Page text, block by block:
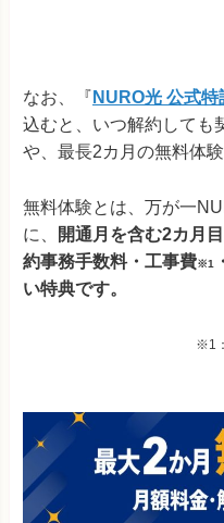
なお、『 NURO光 公式特
込むと、いつ解約しても
や、最長2カ月の無料体
無料体験とは、万が一
に、
開通月を含む2カ月
約事務手数料・工事費※1
い特典です。
※1